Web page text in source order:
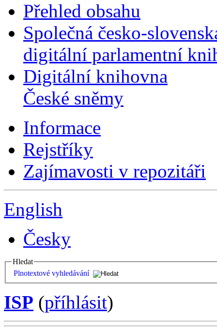
Přehled obsahu
Společná česko-
digitální parlamentní
Digitální knihovna
České sněmy
Informace
Rejstříky
Zajímavosti v repozitáři
English
Česky
Hledat
Plnotextové vyhledávání
ISP (příhlásit)